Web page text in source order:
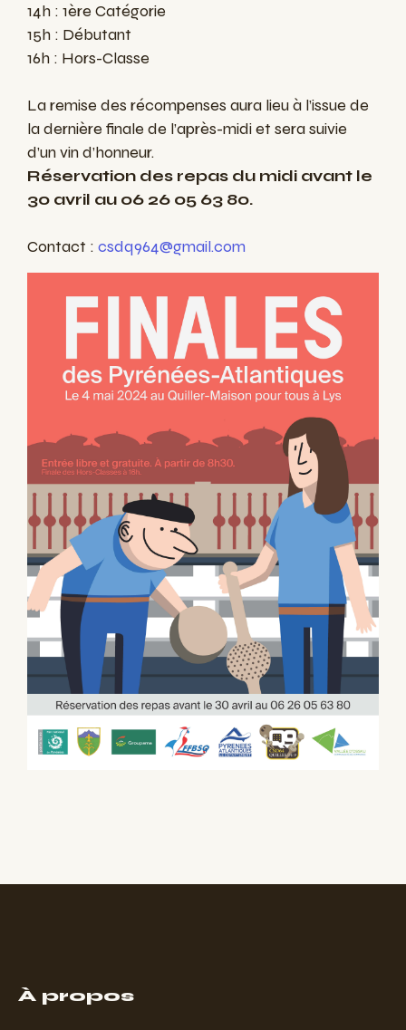
14h : 1ère Catégorie
15h : Débutant
16h : Hors-Classe
La remise des récompenses aura lieu à l’issue de
la dernière finale de l’après-midi et sera suivie
d’un vin d’honneur.
Réservation des repas du midi avant le
30 avril au 06 26 05 63 80.
Contact : csdq964@gmail.com
À propos